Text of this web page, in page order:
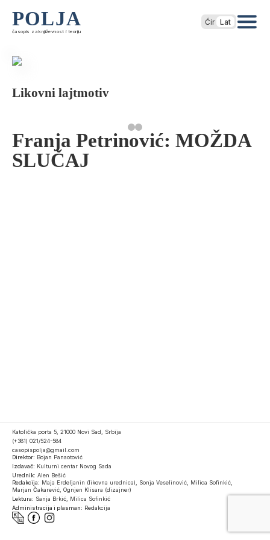
POLJA
časopis za književnost i teoriju
Ćir Lat
Likovni lajtmotiv
Franja Petrinović: MOŽDA
SLUČAJ
Katolička porta 5, 21000 Novi Sad, Srbija
(+381) 021/524-584
casopispolja@gmail.com
Direktor: Bojan Panaotović
Izdavač: Kulturni centar Novog Sada
Urednik: Alen Bešić
Redakcija: Maja Erdeljanin (likovna urednica), Sonja Veselinović, Milica Sofinkić,
Marjan Čakarević, Ognjen Klisara (dizajner)
Lektura: Sanja Brkić, Milica Sofinkić
Administracija i plasman: Redakcija